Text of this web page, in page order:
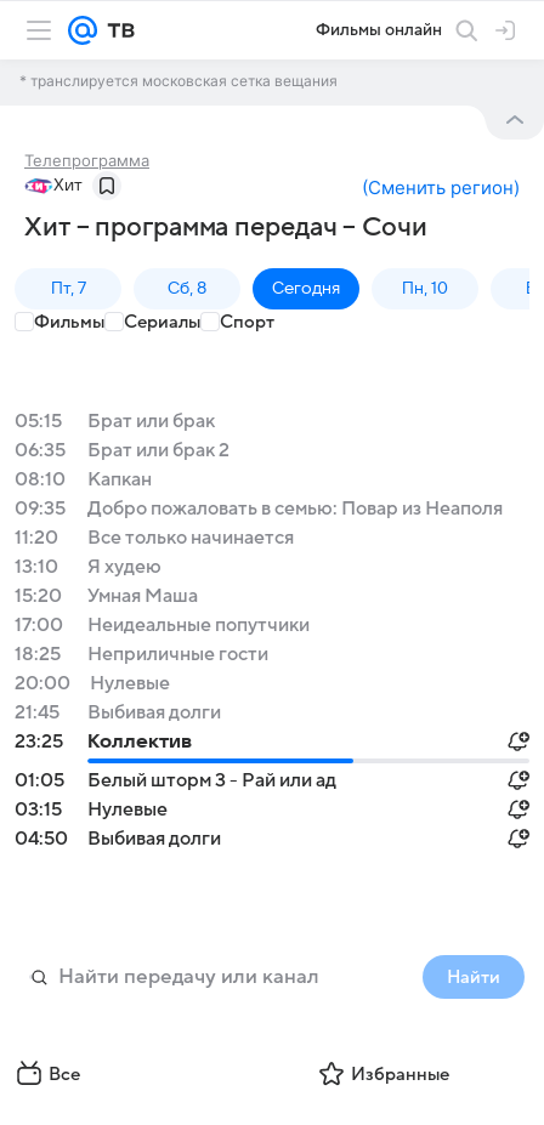
Фильмы онлайн
* транслируется московская сетка вещания
Телепрограмма
Хит (Сменить регион)
Хит – программа передач – Сочи
Пт, 7 Сб, 8 Сегодня Пн, 10
Фильмы Сериалы Спорт
05:15
Брат или брак
06:35
Брат или брак 2
08:10
Капкан
09:35
Добро пожаловать в семью: Повар из Неаполя
11:20
Все только начинается
13:10
Я худею
15:20
Умная Маша
17:00
Неидеальные попутчики
18:25
Неприличные гости
20:00
Нулевые
21:45
Выбивая долги
23:25
Коллектив
01:05
Белый шторм 3 - Рай или ад
03:15
Нулевые
04:50
Выбивая долги
Найти
Все Избранные